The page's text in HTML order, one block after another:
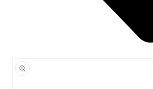
ÜRÜN
BILGISINE
ATLA